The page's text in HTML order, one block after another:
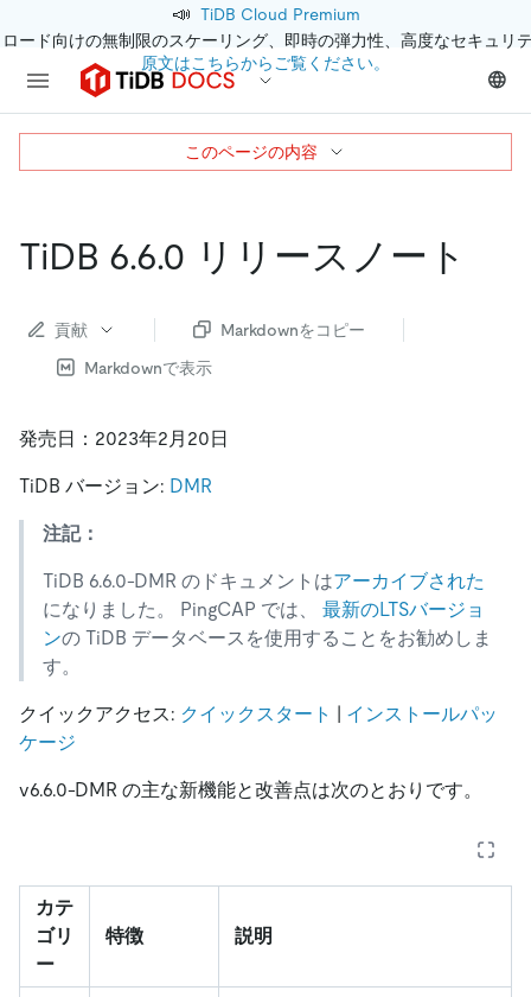
📣 TiDB Cloud Premium
ード向けの無制限のスケーリング、即時の弾力性、高度なセキュリ
原文はこちらからご覧ください。
TiDB 6.6.0 リリースノート
貢献
Markdownをコピー
Markdownで表示
発売日：2023年2月20日
TiDB バージョン: DMR
注記：
TiDB 6.6.0-DMR のドキュメントはアーカイブされた
になりました。 PingCAP では、 最新のLTSバージョ
ンの TiDB データベースを使用することをお勧めしま
す。
クイックアクセス: クイックスタート | インストールパッ
ケージ
v6.6.0-DMR の主な新機能と改善点は次のとおりです。
カテ
ゴリ
ー
特徴 説明
このページの内容